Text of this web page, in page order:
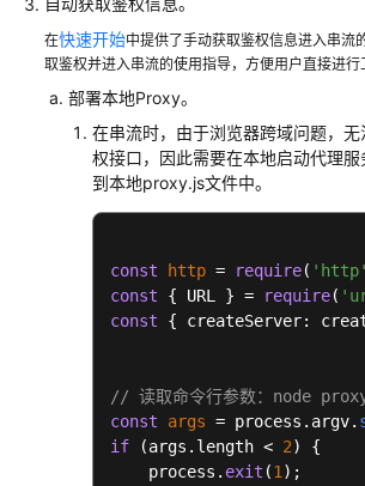
服
等
（SLA）
在快速开始中提供了手动获取鉴权信息进入串流
取鉴权并进入串流的使用指导，方便用户直接进行
部署本地Proxy。
在串流时，由于浏览器跨域问题，
权接口，因此需要在本地启动代理
到本地proxy.js文件中。
const http = require( 'http'
const { URL } = require(
const { createServer:
// 读取命令行参数：node
const
args = process.argv.
if (args.length < 2) {
    process.
exit (1 );